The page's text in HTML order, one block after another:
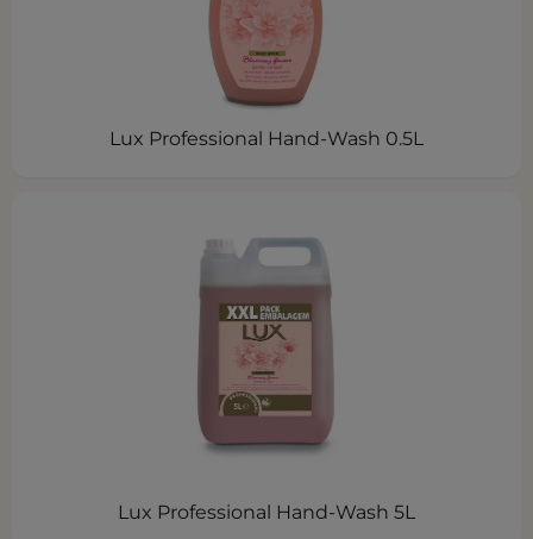
Lux Professional Hand-Wash 0.5L
Lux Professional Hand-Wash 5L